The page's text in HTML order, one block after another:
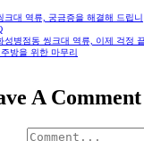
크대 역류, 궁금증을 해결해 드립니
성병점동 씽크대 역류, 이제 걱정
방을 위한 마무리
A Comment